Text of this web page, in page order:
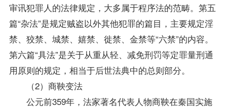
审讯犯罪人的法律规定，大多属于程序法的范畴。第五
篇“杂法”是规定贼盗以外其他犯罪的篇目，主要规定淫
禁、狡禁、城禁、嬉禁、徙禁、金禁等“六禁”的内容。
第六篇“具法”是关于从重从轻、减免刑罚等定罪量刑通
用原则的规定，相当于后世法典中的总则部分。
（2）商鞅变法
公元前359年，法家著名代表人物商鞅在秦国实施